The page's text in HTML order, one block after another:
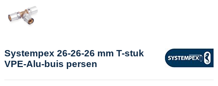
Systempex 26-26-26 mm T-stuk
VPE-Alu-buis persen